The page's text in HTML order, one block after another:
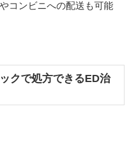
コンビニへの配送も可能
クで処方できるED治